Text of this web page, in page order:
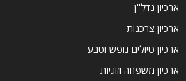
ארכיון נדל''ן
ארכיון צרכנות
ארכיון טיולים נופש וטבע
ארכיון משפחה וזוגיות